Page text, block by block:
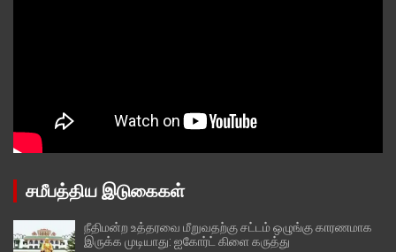
சமீபத்திய இடுகைகள்
நீதிமன்ற உத்தரவை மீறுவதற்கு சட்டம் ஒழுங்கு காரணமாக
இருக்க முடியாது: ஐகோர்ட் கிளை கருத்து